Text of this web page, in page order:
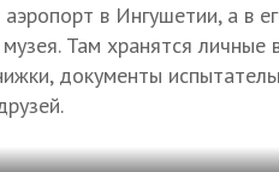
в Ингушетии, а в
Там хранятся
документы